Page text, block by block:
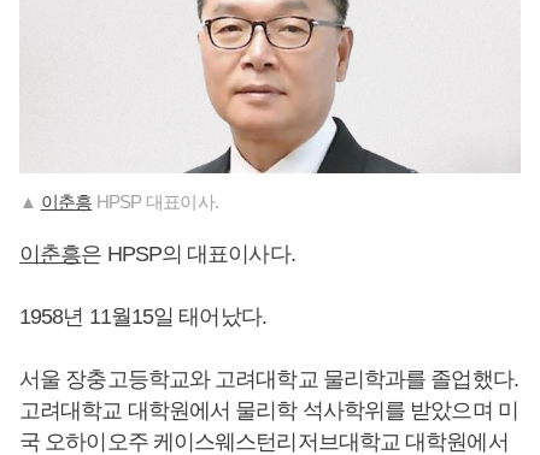
▲ 이춘흥 HPSP 대표이사.
이춘흥은 HPSP의 대표이사다.
1958년 11월15일 태어났다.
서울 장충고등학교와 고려대학교 물리학과를 졸업했다.
고려대학교 대학원에서 물리학 석사학위를 받았으며 미
국 오하이오주 케이스웨스턴리저브대학교 대학원에서